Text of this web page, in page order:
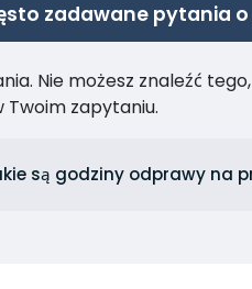
zadawane pytania
Nie możesz znaleźć
zapytaniu.
są godziny odprawy na